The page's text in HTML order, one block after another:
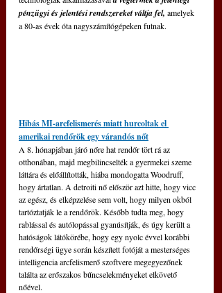
pénzügyi és jelentési rendszereket váltja fel, amelyek
a 80-as évek óta nagyszámítógépeken futnak.
Hibás MI-arcfelismerés miatt hurcoltak el
amerikai rendőrök egy várandós nőt
A 8. hónapjában járó nőre hat rendőr tört rá az
otthonában, majd megbilincselték a gyermekei szeme
láttára és előállították, hiába mondogatta Woodruff,
hogy ártatlan. A detroiti nő először azt hitte, hogy vicc
az egész, és elképzelése sem volt, hogy milyen okból
tartóztatják le a rendőrök. Később tudta meg, hogy
rablással és autólopással gyanúsítják, és úgy került a
hatóságok látókörébe, hogy egy nyolc évvel korábbi
rendőrségi ügye során készített fotóját a mesterséges
intelligencia arcfelismerő szoftvere megegyezőnek
találta az erőszakos bűncselekményeket elkövető
nőével.